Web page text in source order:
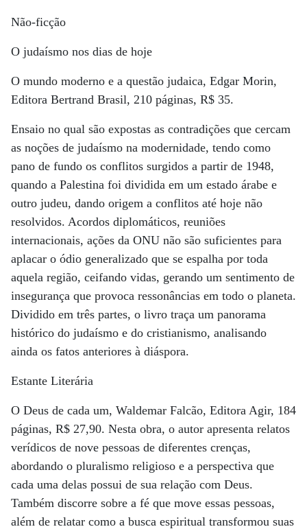
Não-ficção
O judaísmo nos dias de hoje
O mundo moderno e a questão judaica, Edgar Morin,
Editora Bertrand Brasil, 210 páginas, R$ 35.
Ensaio no qual são expostas as contradições que cercam
as noções de judaísmo na modernidade, tendo como
pano de fundo os conflitos surgidos a partir de 1948,
quando a Palestina foi dividida em um estado árabe e
outro judeu, dando origem a conflitos até hoje não
resolvidos. Acordos diplomáticos, reuniões
internacionais, ações da ONU não são suficientes para
aplacar o ódio generalizado que se espalha por toda
aquela região, ceifando vidas, gerando um sentimento de
insegurança que provoca ressonâncias em todo o planeta.
Dividido em três partes, o livro traça um panorama
histórico do judaísmo e do cristianismo, analisando
ainda os fatos anteriores à diáspora.
Estante Literária
O Deus de cada um, Waldemar Falcão, Editora Agir, 184
páginas, R$ 27,90. Nesta obra, o autor apresenta relatos
verídicos de nove pessoas de diferentes crenças,
abordando o pluralismo religioso e a perspectiva que
cada uma delas possui de sua relação com Deus.
Também discorre sobre a fé que move essas pessoas,
além de relatar como a busca espiritual transformou suas